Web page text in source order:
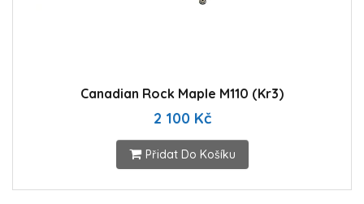
Canadian Rock Maple M110 (Kr3)
2 100 Kč
Přidat Do Košíku